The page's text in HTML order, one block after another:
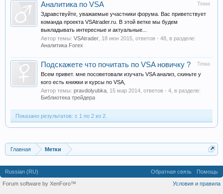
Тема
Аналитика по VSA
Здравствуйте, уважаемые участники форума. Вас приветствует
команда проекта VSAtrader.ru. В этой ветке мы будем
выкладывать интересные и актуальные...
Автор темы: VSAtrader 18 июн 2015 , ответов - 48, в разделе:
Аналитика Forex
Тема
Подскажете что почитать по VSA новичку ?
Всем привет. мне посоветовали изучать VSA анализ, скиньте у
кого есть книжки и курсы по VSA,
Автор темы: pravdolyubka 15 мар 2014 , ответов - 4, в разделе:
Библиотека трейдера
Показано результатов: с 1 по 2 из 2.
Главная Метки
Russian (RU) Обратная связь
Помощь
Условия и правила
Forum software by XenForo™